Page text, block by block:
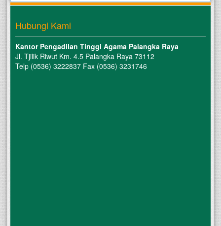
Hubungi Kami
Kantor Pengadilan Tinggi Agama Palangka Raya
Jl. Tjilik Riwut Km. 4.5 Palangka Raya 73112
Telp (0536) 3222837 Fax (0536) 3231746